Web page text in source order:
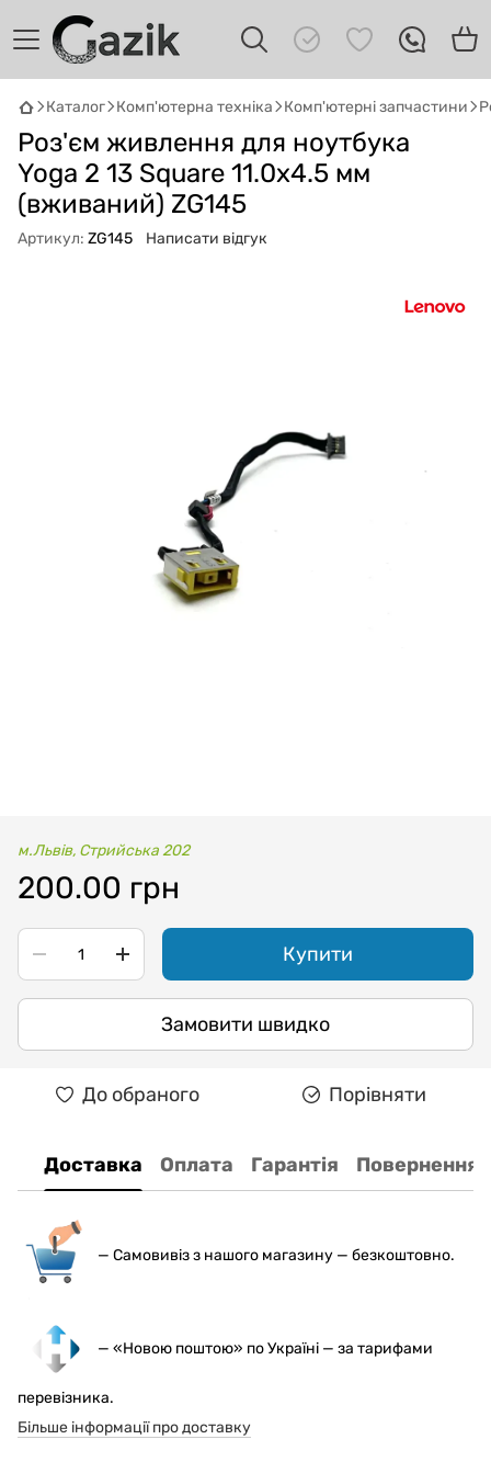
Каталог Комп'ютерна техніка Комп'ютерні запчастини
Роз'єм живлення для ноутбука
Yoga 2 13 Square 11.0x4.5 мм
(вживаний) ZG145
Артикул: ZG145 Написати відгук
м.Львів, Стрийська 202
200.00 грн
Купити
Замовити швидко
До обраного Порівняти
Доставка Оплата Гарантія Повернення
— Самовивіз з нашого магазину — безкоштовно.
— «Новою поштою» по Україні — за тарифами
перевізника.
Більше інформації про доставку
Онлайн · пошук техніки
Привіт! 👋 Я Gazik AI — допоможу
підібрати вживану комп'ютерну техніку.
Що шукаєш?